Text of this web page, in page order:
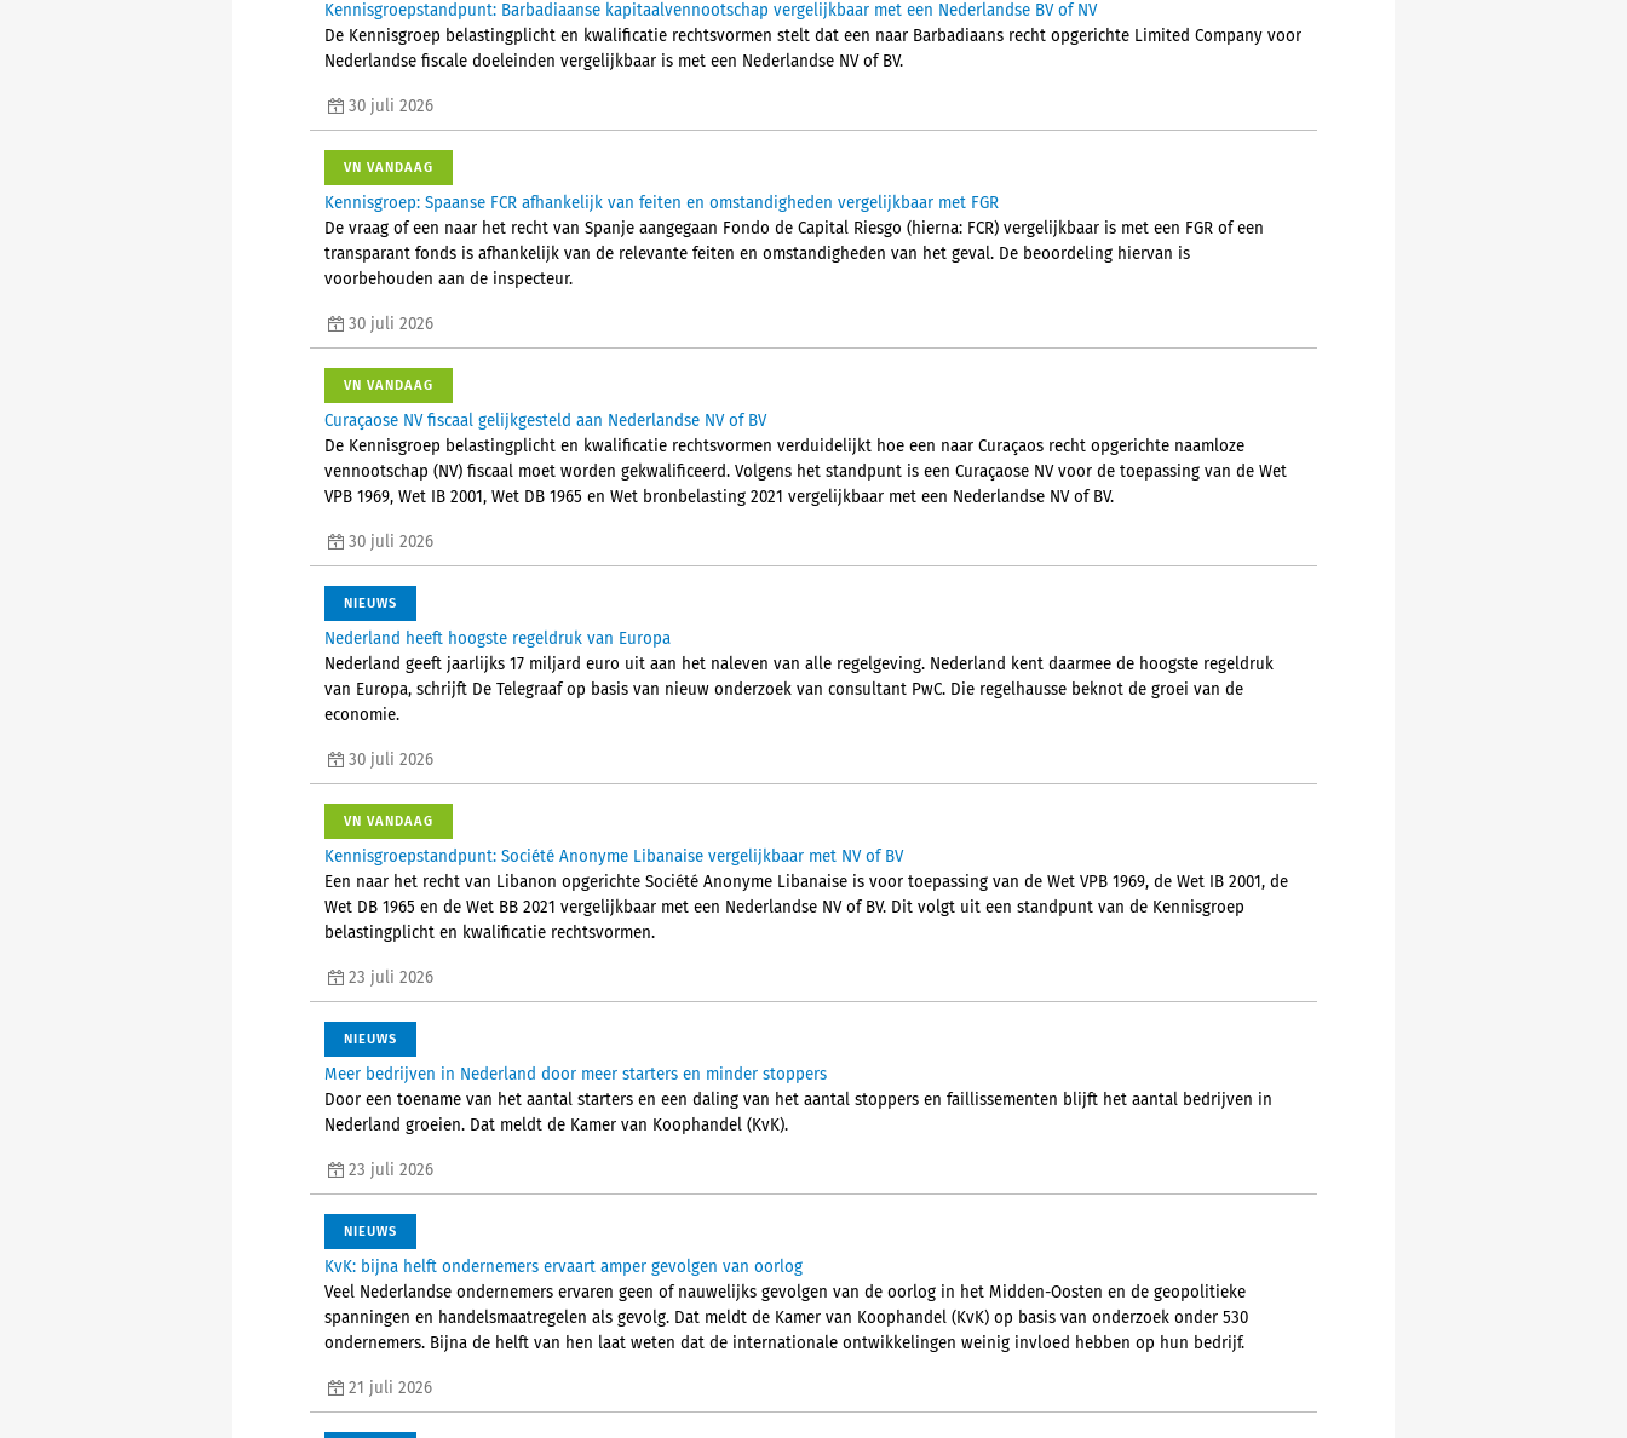
Kennisgroepstandpunt: Barbadiaanse kapitaalvennootschap vergelijkbaar met een Nederlandse BV of NV
De Kennisgroep belastingplicht en kwalificatie rechtsvormen stelt dat een naar Barbadiaans recht opgerichte Limited Company voor
Nederlandse fiscale doeleinden vergelijkbaar is met een Nederlandse NV of BV.
30 juli 2026
VN VANDAAG
Kennisgroep: Spaanse FCR afhankelijk van feiten en omstandigheden vergelijkbaar met FGR
De vraag of een naar het recht van Spanje aangegaan Fondo de Capital Riesgo (hierna: FCR) vergelijkbaar is met een FGR of een
transparant fonds is afhankelijk van de relevante feiten en omstandigheden van het geval. De beoordeling hiervan is
voorbehouden aan de inspecteur.
30 juli 2026
VN VANDAAG
Curaçaose NV fiscaal gelijkgesteld aan Nederlandse NV of BV
De Kennisgroep belastingplicht en kwalificatie rechtsvormen verduidelijkt hoe een naar Curaçaos recht opgerichte naamloze
vennootschap (NV) fiscaal moet worden gekwalificeerd. Volgens het standpunt is een Curaçaose NV voor de toepassing van de Wet
VPB 1969, Wet IB 2001, Wet DB 1965 en Wet bronbelasting 2021 vergelijkbaar met een Nederlandse NV of BV.
30 juli 2026
NIEUWS
Nederland heeft hoogste regeldruk van Europa
Nederland geeft jaarlijks 17 miljard euro uit aan het naleven van alle regelgeving. Nederland kent daarmee de hoogste regeldruk
van Europa, schrijft De Telegraaf op basis van nieuw onderzoek van consultant PwC. Die regelhausse beknot de groei van de
economie.
30 juli 2026
VN VANDAAG
Kennisgroepstandpunt: Société Anonyme Libanaise vergelijkbaar met NV of BV
Een naar het recht van Libanon opgerichte Société Anonyme Libanaise is voor toepassing van de Wet VPB 1969, de Wet IB 2001, de
Wet DB 1965 en de Wet BB 2021 vergelijkbaar met een Nederlandse NV of BV. Dit volgt uit een standpunt van de Kennisgroep
belastingplicht en kwalificatie rechtsvormen.
23 juli 2026
NIEUWS
Meer bedrijven in Nederland door meer starters en minder stoppers
Door een toename van het aantal starters en een daling van het aantal stoppers en faillissementen blijft het aantal bedrijven in
Nederland groeien. Dat meldt de Kamer van Koophandel (KvK).
23 juli 2026
NIEUWS
KvK: bijna helft ondernemers ervaart amper gevolgen van oorlog
Veel Nederlandse ondernemers ervaren geen of nauwelijks gevolgen van de oorlog in het Midden-Oosten en de geopolitieke
spanningen en handelsmaatregelen als gevolg. Dat meldt de Kamer van Koophandel (KvK) op basis van onderzoek onder 530
ondernemers. Bijna de helft van hen laat weten dat de internationale ontwikkelingen weinig invloed hebben op hun bedrijf.
21 juli 2026